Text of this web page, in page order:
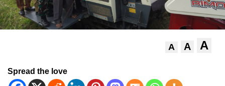
A A A
Spread the love